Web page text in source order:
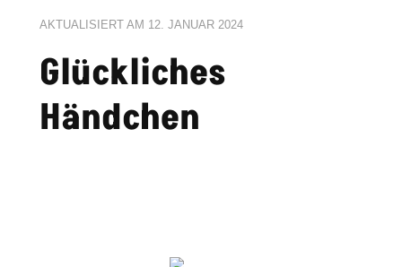
AKTUALISIERT AM 12. JANUAR 2024
Glückliches
Händchen